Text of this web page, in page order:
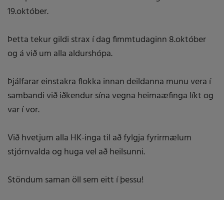
19.október.
Þetta tekur gildi strax í dag fimmtudaginn 8.október
og á við um alla aldurshópa.
Þjálfarar einstakra flokka innan deildanna munu vera í
sambandi við iðkendur sína vegna heimaæfinga líkt og
var í vor.
Við hvetjum alla HK-inga til að fylgja fyrirmælum
stjórnvalda og huga vel að heilsunni.
Stöndum saman öll sem eitt í þessu!